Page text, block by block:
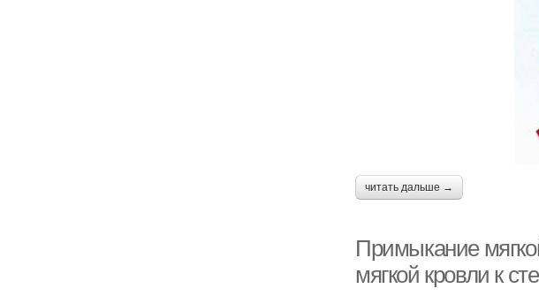
читать дальше →
Примыкание
мягкой кровли к